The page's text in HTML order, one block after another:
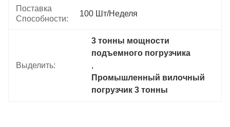
Поставка
Способности:
100 Шт/неделя
Выделить:
3 тонны мощности
подъемного погрузчика
,
Промышленный вилочный
погрузчик 3 тонны